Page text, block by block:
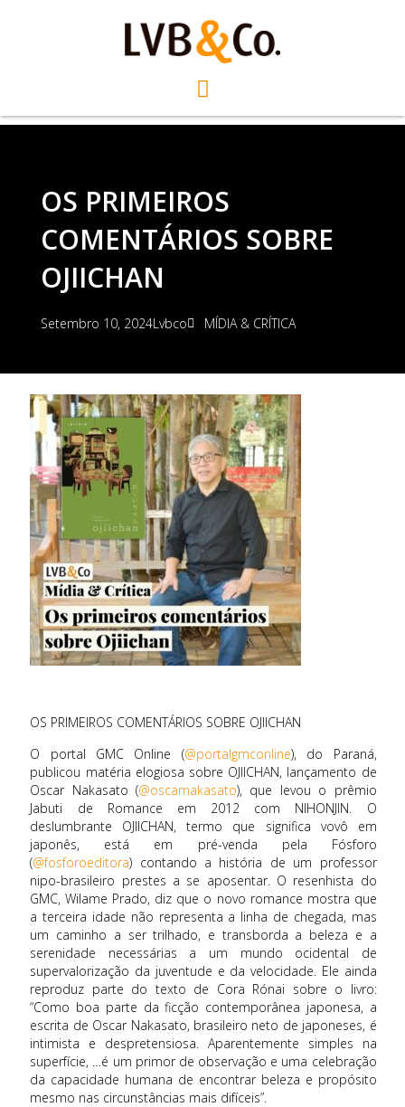
OS PRIMEIROS
COMENTÁRIOS SOBRE
OJIICHAN
Setembro 10, 2024Lvbco MÍDIA & CRÍTICA
OS PRIMEIROS COMENTÁRIOS SOBRE OJIICHAN
O portal GMC Online (@portalgmconline), do Paraná,
publicou matéria elogiosa sobre OJIICHAN, lançamento de
Oscar Nakasato (@oscarnakasato), que levou o prêmio
Jabuti de Romance em 2012 com NIHONJIN. O
deslumbrante OJIICHAN, termo que significa vovô em
japonês, está em pré-venda pela Fósforo
(@fosforoeditora) contando a história de um professor
nipo-brasileiro prestes a se aposentar. O resenhista do
GMC, Wilame Prado, diz que o novo romance mostra que
a terceira idade não representa a linha de chegada, mas
um caminho a ser trilhado, e transborda a beleza e a
serenidade necessárias a um mundo ocidental de
supervalorização da juventude e da velocidade. Ele ainda
reproduz parte do texto de Cora Rónai sobre o livro:
“Como boa parte da ficção contemporânea japonesa, a
escrita de Oscar Nakasato, brasileiro neto de japoneses, é
intimista e despretensiosa. Aparentemente simples na
superfície, …é um primor de observação e uma celebração
da capacidade humana de encontrar beleza e propósito
mesmo nas circunstâncias mais difíceis”.